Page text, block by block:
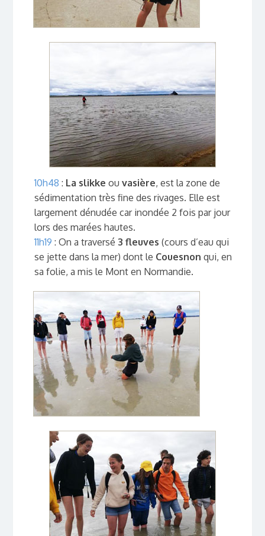
10h48 : La slikke ou vasière, est la zone de
sédimentation très fine des rivages. Elle est
largement dénudée car inondée 2 fois par jour
lors des marées hautes.
11h19 : On a traversé 3 fleuves (cours d’eau qui
se jette dans la mer) dont le Couesnon qui, en
sa folie, a mis le Mont en Normandie.